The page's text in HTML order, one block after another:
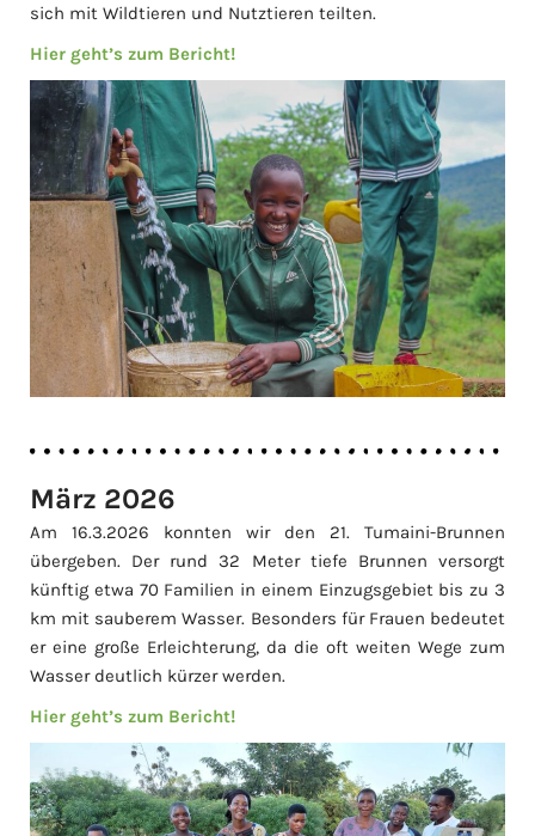
sich mit Wildtieren und Nutztieren teilten.
Hier geht’s zum Bericht!
März 2026
Am 16.3.2026 konnten wir den 21. Tumaini-Brunnen
übergeben. Der rund 32 Meter tiefe Brunnen versorgt
künftig etwa 70 Familien in einem Einzugsgebiet bis zu 3
km mit sauberem Wasser. Besonders für Frauen bedeutet
er eine große Erleichterung, da die oft weiten Wege zum
Wasser deutlich kürzer werden.
Hier geht’s zum Bericht!